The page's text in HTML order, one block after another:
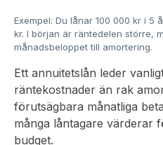
Exempel: Du lånar 100 000 kr i 5
kr. I början är räntedelen större,
månadsbeloppet till amortering.
Ett annuitetslån leder
räntekostnader än rak
förutsägbara månatliga
många låntagare värderar
budget.